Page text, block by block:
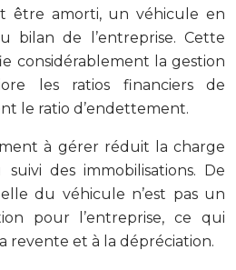
être amorti, un véhicule en
bilan de l’entreprise. Cette
considérablement la gestion
les ratios financiers de
le ratio d’endettement.
à gérer réduit la charge
des immobilisations. De
du véhicule n’est pas un
pour l’entreprise, ce qui
revente et à la dépréciation.